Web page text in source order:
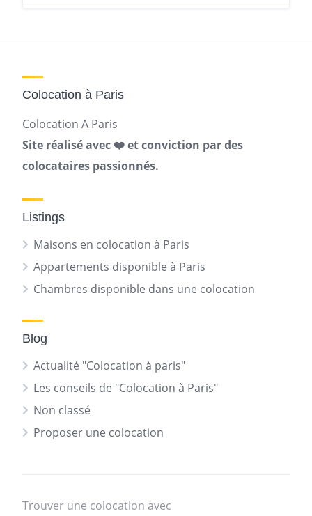
Colocation à Paris
Colocation A Paris
Site réalisé avec ❤️ et conviction par des
colocataires passionnés.
Listings
Maisons en colocation à Paris
Appartements disponible à Paris
Chambres disponible dans une colocation
Blog
Actualité "Colocation à paris"
Les conseils de "Colocation à Paris"
Non classé
Proposer une colocation
Trouver une colocation avec